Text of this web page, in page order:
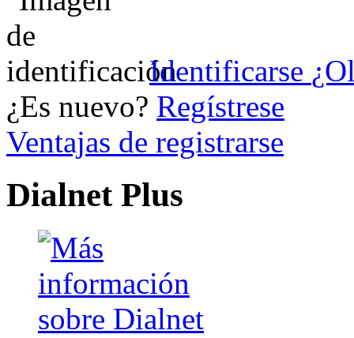
Identificarse
¿Es nuevo? Regístrese
Ventajas de registrarse
Dialnet Plus